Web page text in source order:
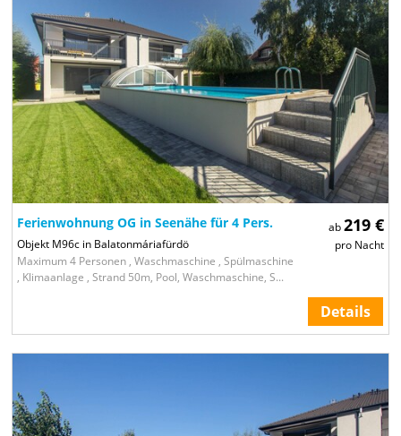
ab219 €
pro Nacht
Ferienwohnung OG in Seenähe für 4 Pers.
Objekt M96c in Balatonmáriafürdö
Maximum 4 Personen , Waschmaschine , Spülmaschine
, Klimaanlage , Strand 50m, Pool, Waschmaschine, S...
Details